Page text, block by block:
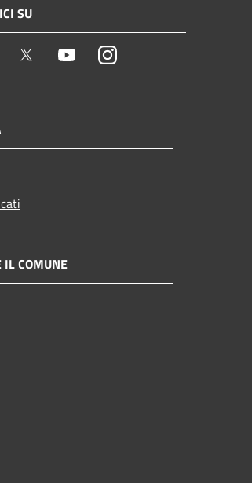
SU
Facebook Twitter YoutubeInstagram
IL COMUNE